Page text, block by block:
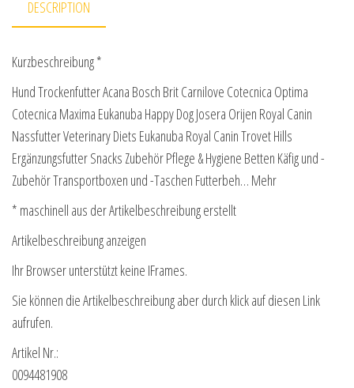
DESCRIPTION
Kurzbeschreibung *
Hund Trockenfutter Acana Bosch Brit Carnilove Cotecnica Optima
Cotecnica Maxima Eukanuba Happy Dog Josera Orijen Royal Canin
Nassfutter Veterinary Diets Eukanuba Royal Canin Trovet Hills
Ergänzungsfutter Snacks Zubehör Pflege & Hygiene Betten Käfig und -
Zubehör Transportboxen und -Taschen Futterbeh… Mehr
* maschinell aus der Artikelbeschreibung erstellt
Artikelbeschreibung anzeigen
Ihr Browser unterstützt keine IFrames.
Sie können die Artikelbeschreibung aber durch klick auf diesen Link
aufrufen.
Artikel Nr.:
0094481908